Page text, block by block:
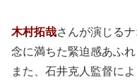
木村拓哉さんが演じる
念に満ちた緊迫感あふれ
また、石井克人監督に